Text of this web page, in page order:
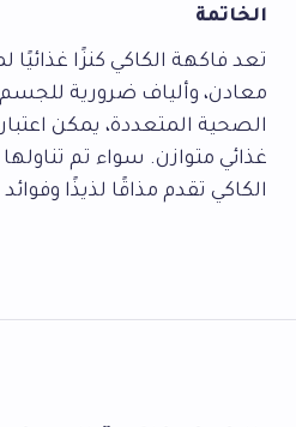
الخاتمة
تعد فاكهة الكاكي كنزًا غذائيًا
معادن، وألياف ضرورية
الصحية المتعددة، يمكن
غذائي متوازن. سواء تم
الكاكي تقدم مذاقًا لذيذًا